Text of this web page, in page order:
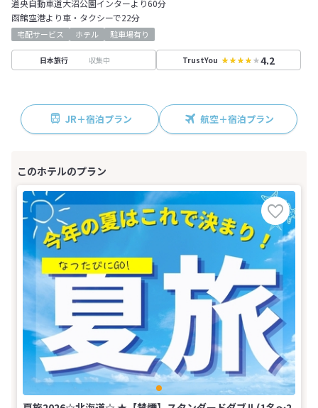
道央自動車道大沼公園インターより60分
函館空港より車・タクシーで22分
宅配サービス ホテル 駐車場有り
日本旅行 収集中 TrustYou 4.2
JR＋宿泊プラン 航空＋宿泊プラン